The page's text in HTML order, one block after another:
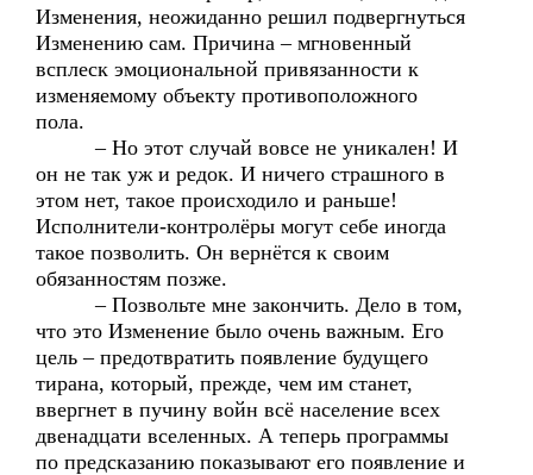
Изменения, неожиданно решил подвергнуться
Изменению сам. Причина – мгновенный
всплеск эмоциональной привязанности к
изменяемому объекту противоположного
пола.
– Но этот случай вовсе не уникален! И
он не так уж и редок. И ничего страшного в
этом нет, такое происходило и раньше!
Исполнители-контролёры могут себе иногда
такое позволить. Он вернётся к своим
обязанностям позже.
– Позвольте мне закончить. Дело в том,
что это Изменение было очень важным. Его
цель – предотвратить появление будущего
тирана, который, прежде, чем им станет,
ввергнет в пучину войн всё население всех
двенадцати вселенных. А теперь программы
по предсказанию показывают его появление и